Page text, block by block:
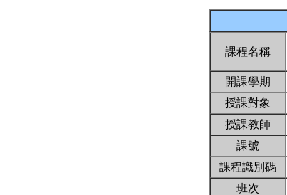
課程名稱
開課學期
授課對象
授課教師
課號
課程識別碼
班次